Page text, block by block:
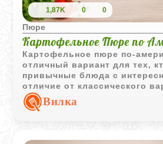
1,87K 0 0
Пюре
Картофельное Пюре по
Картофельное пюре по-
отличный вариант для тех,
привычные блюда с
отличие от классического
картофель не просто
доводится до совершенства
образуют при запекании
золотистую корочку,
Вилка